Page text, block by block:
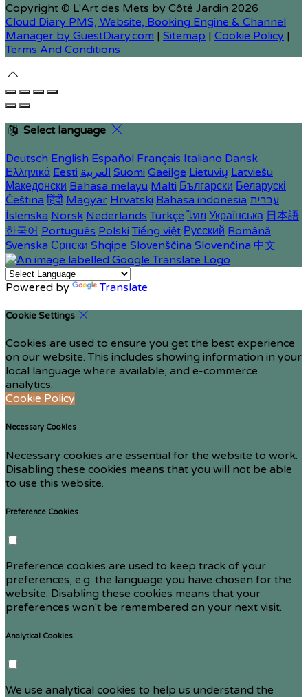
Copyright © L'Art des Mets by Côté Jardin 2026
Cloud Diary PMS, Website, Booking Engine & Channel
Manager by GuestDiary.com | Sitemap | Cookie Policy |
Terms And Conditions
Select language
Deutsch English Español Français Italiano Dansk
Ελληνικά Eesti العربية Suomi Gaeilge Lietuvių Latviešu
Македонски Bahasa melayu Malti Български Беларускі
Čeština हिंदी Magyar Hrvatski Bahasa indonesia עברית
Íslenska Norsk Nederlands Türkçe ไทย Українська 日本語
한국어 Português Polski Tiếng việt Русский Română
Svenska Српски Shqipe Slovenščina Slovenčina 中文
Powered by Translate
Cookie Settings
Cookies are used to ensure you get the best experience
on our website. This includes showing information in your
local language where available, and e-commerce
analytics.
Cookie Policy
Necessary Cookies
Necessary cookies are essential for the website to work.
Disabling these cookies means that you will not be able
to use this website.
Preference Cookies
Preference cookies are used to keep track of your
preferences, e.g. the language you have chosen for the
website. Disabling these cookies means that your
preferences won't be remembered on your next visit.
Analytical Cookies
We use analytical cookies to help us understand the